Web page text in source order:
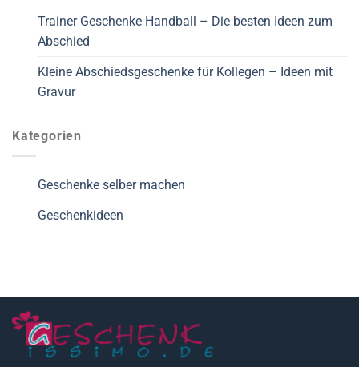
Trainer Geschenke Handball – Die besten Ideen zum
Abschied
Kleine Abschiedsgeschenke für Kollegen – Ideen mit
Gravur
Kategorien
Geschenke selber machen
Geschenkideen